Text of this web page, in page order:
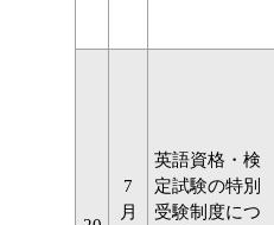
7
月
英語資格・検
定試験の特別
受験制度につ